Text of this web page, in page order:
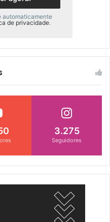
automaticamente
de privacidade.
3.275
Seguidores